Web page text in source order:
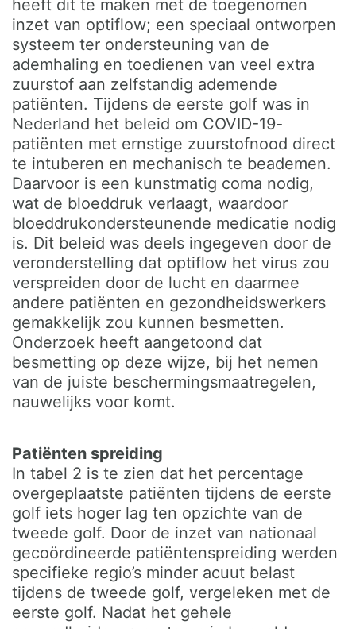
heeft dit te maken met de toegenomen
inzet van optiflow; een speciaal ontworpen
systeem ter ondersteuning van de
ademhaling en toedienen van veel extra
zuurstof aan zelfstandig ademende
patiënten. Tijdens de eerste golf was in
Nederland het beleid om COVID-19-
patiënten met ernstige zuurstofnood direct
te intuberen en mechanisch te beademen.
Daarvoor is een kunstmatig coma nodig,
wat de bloeddruk verlaagt, waardoor
bloeddrukondersteunende medicatie nodig
is. Dit beleid was deels ingegeven door de
veronderstelling dat optiflow het virus zou
verspreiden door de lucht en daarmee
andere patiënten en gezondheidswerkers
gemakkelijk zou kunnen besmetten.
Onderzoek heeft aangetoond dat
besmetting op deze wijze, bij het nemen
van de juiste beschermingsmaatregelen,
nauwelijks voor komt.
Patiënten spreiding
In tabel 2 is te zien dat het percentage
overgeplaatste patiënten tijdens de eerste
golf iets hoger lag ten opzichte van de
tweede golf. Door de inzet van nationaal
gecoördineerde patiëntenspreiding werden
specifieke regio’s minder acuut belast
tijdens de tweede golf, vergeleken met de
eerste golf. Nadat het gehele